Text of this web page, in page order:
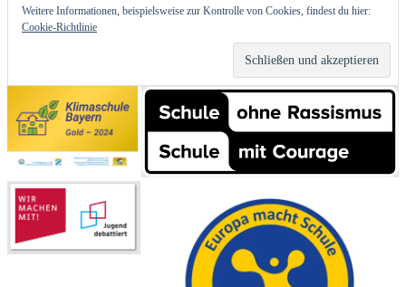
Weitere Informationen, beispielsweise zur Kontrolle von Cookies, findest du hier:
Cookie-Richtlinie